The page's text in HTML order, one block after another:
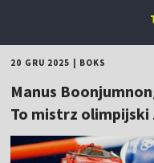
20 GRU 2025 BOKS
Manus
To mistrz olimpijski